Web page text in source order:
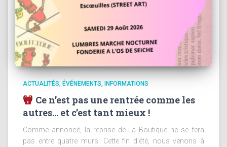
ACTUALITÉS ÉVÉNEMENTS INFORMATIONS
Ce n’est pas une rentrée comme les
autres… et c’est tant mieux !
Comme annoncé, la reprise de La Boutique ne se fera
pas entre quatre murs. Cette fin d’été, nous venons à